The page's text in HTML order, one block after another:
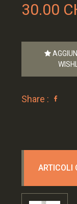
30.00
Share :
ARTICOLI